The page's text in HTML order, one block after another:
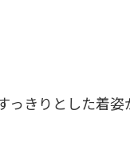
っきりとした着姿